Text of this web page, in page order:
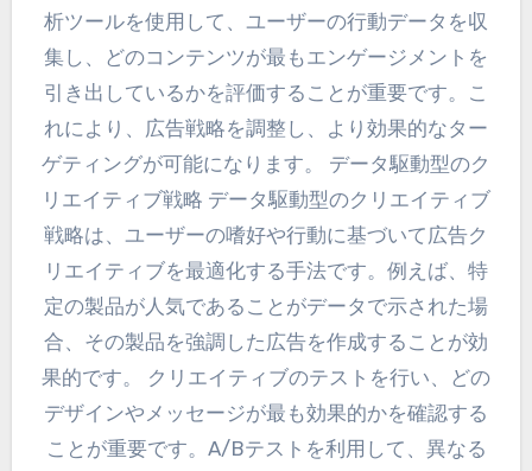
析ツールを使用して、ユーザーの行動データを収
集し、どのコンテンツが最もエンゲージメントを
引き出しているかを評価することが重要です。こ
れにより、広告戦略を調整し、より効果的なター
ゲティングが可能になります。 データ駆動型のク
リエイティブ戦略 データ駆動型のクリエイティブ
戦略は、ユーザーの嗜好や行動に基づいて広告ク
リエイティブを最適化する手法です。例えば、特
定の製品が人気であることがデータで示された場
合、その製品を強調した広告を作成することが効
果的です。 クリエイティブのテストを行い、どの
デザインやメッセージが最も効果的かを確認する
ことが重要です。A/Bテストを利用して、異なる